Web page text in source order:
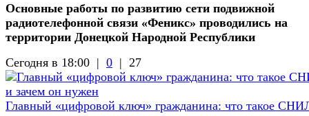
Основные работы по развитию сети подвижной
радиотелефонной связи «Феникс» проводились на
территории Донецкой Народной Республики
Сегодня в 18:00 | 0 | 27
Главный «цифровой ключ» гражданина: что такое